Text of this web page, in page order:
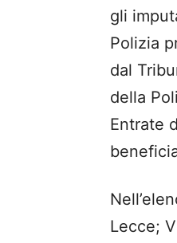
gli
Polizia
dal
della
Entrate
Lecce;